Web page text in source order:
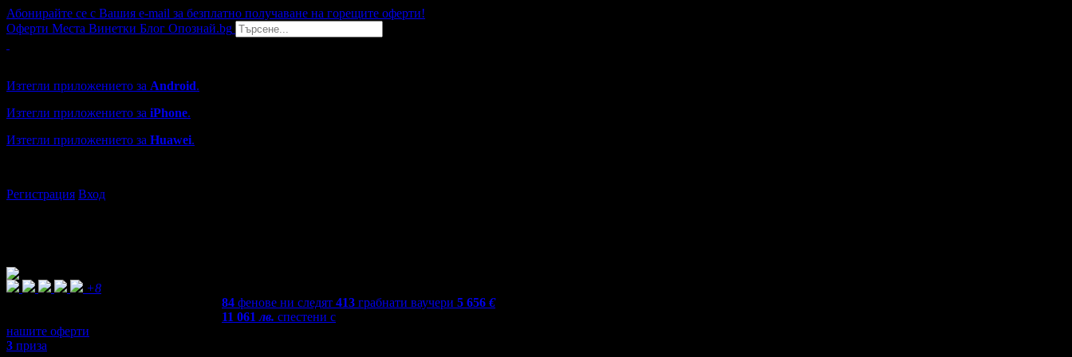
Абонирайте се с Вашия e-mail за безплатно получаване на горещите оферти!
Оферти Места Винетки Блог Опознай.bg
Изтегли приложението за Android.
Изтегли приложението за iPhone.
Изтегли приложението за Huawei.
Регистрация Вход
+8
84 фенове ни следят 413 грабнати ваучери 5 656 €
11 061лв. спестени с
нашите оферти
3 приза